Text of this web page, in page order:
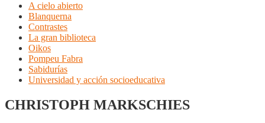
A cielo abierto
Blanquerna
Contrastes
La gran biblioteca
Oikos
Pompeu Fabra
Sabidurías
Universidad y acción socioeducativa
CHRISTOPH MARKSCHIES